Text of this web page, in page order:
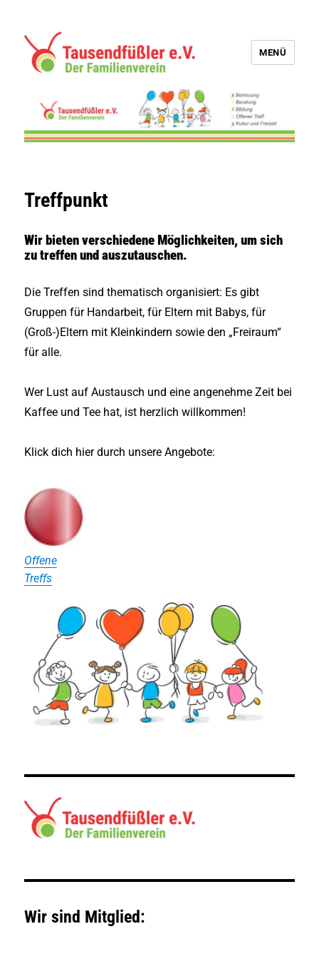
MENÜ
Treffpunkt
Wir bieten verschiedene Möglichkeiten, um sich
zu treffen und auszutauschen.
Die Treffen sind thematisch organisiert: Es gibt
Gruppen für Handarbeit, für Eltern mit Babys, für
(Groß-)Eltern mit Kleinkindern sowie den „Freiraum“
für alle.
Wer Lust auf Austausch und eine angenehme Zeit bei
Kaffee und Tee hat, ist herzlich willkommen!
Klick dich hier durch unsere Angebote:
Offene
Treffs
Wir sind Mitglied: